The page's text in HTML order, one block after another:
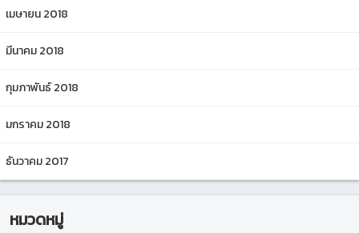
เมษายน 2018
มีนาคม 2018
กุมภาพันธ์ 2018
มกราคม 2018
ธันวาคม 2017
หมวดหมู่